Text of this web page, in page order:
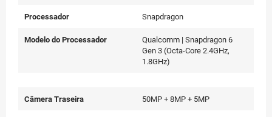
Processador Snapdragon
Modelo do Processador
Qualcomm | Snapdragon 6
Gen 3 (Octa-Core 2.4GHz,
1.8GHz)
Câmera Traseira 50MP + 8MP + 5MP